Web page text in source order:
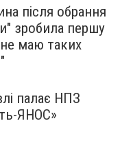
після обрання
зробила першу
маю таких
палає НПЗ
ЯНОС»